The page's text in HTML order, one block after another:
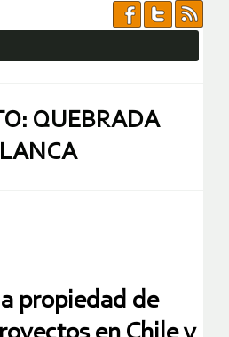
QUEBRADA
propiedad de